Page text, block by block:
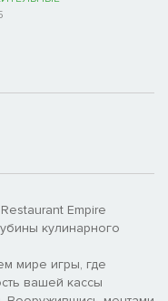
Empire
кулинарного
мире игры, где
вашей кассы